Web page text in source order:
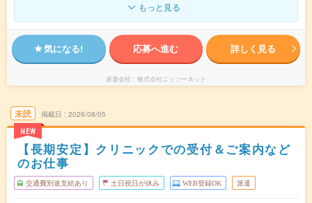
もっと見る
気になる! 応募へ進む 詳しく見る
派遣会社 株式会社ニッソーネット
未読
NEW
掲載日 2026/08/05
【長期安定】クリニックでの受付＆ご案内など
のお仕事
交通費別途支給あり 土日祝日が休み WEB登録OK 派遣